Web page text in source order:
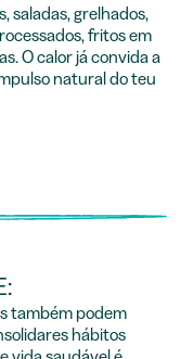
saladas, grelhados,
fritos em
O calor já convida a
natural do teu
também podem
hábitos